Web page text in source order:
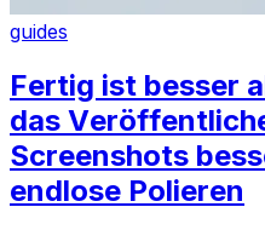
guides
Fertig ist besser
das
Screenshots
endlose Polieren